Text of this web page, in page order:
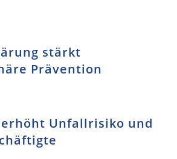
stärkt
Prävention
erhöht Unfallrisiko und